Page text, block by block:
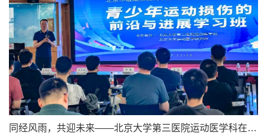
同经风雨，共迎未来——北京大学第三医院运动医学科在机场院区举办“青少年运动损伤的前沿与进展学习班”